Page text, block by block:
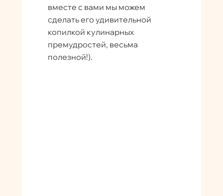
вместе с вами мы можем
сделать его удивительной
копилкой кулинарных
премудростей, весьма
полезной!).